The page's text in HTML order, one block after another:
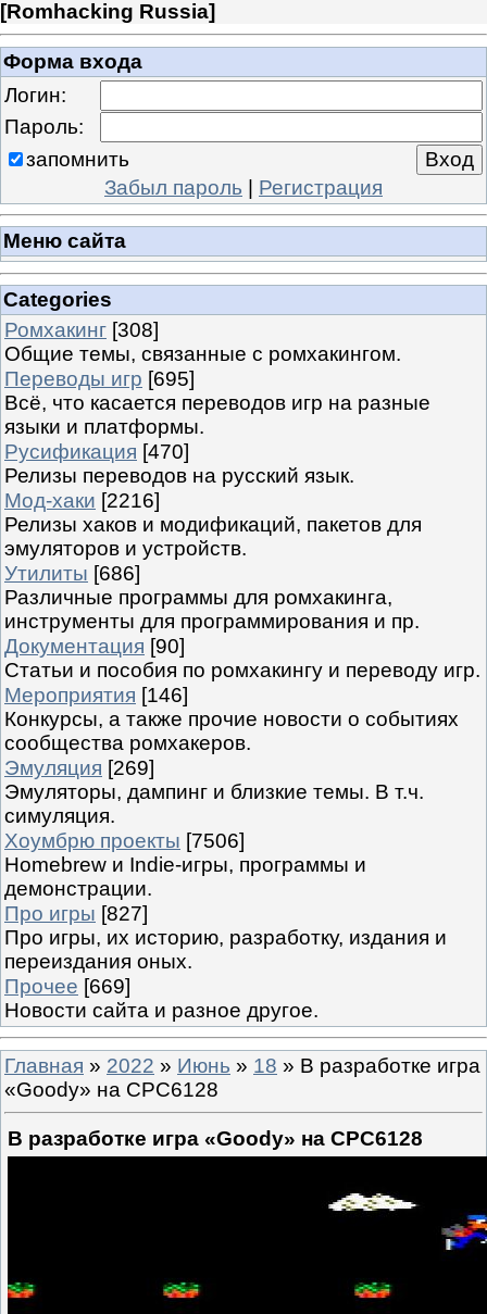
[Romhacking Russia]
Форма входа
Логин:
Пароль:
запомнить
Забыл пароль | Регистрация
Меню сайта
Categories
Ромхакинг [308]
Общие темы, связанные с ромхакингом.
Переводы игр [695]
Всё, что касается переводов игр на разные
языки и платформы.
Русификация [470]
Релизы переводов на русский язык.
Мод-хаки [2216]
Релизы хаков и модификаций, пакетов для
эмуляторов и устройств.
Утилиты [686]
Различные программы для ромхакинга,
инструменты для программирования и пр.
Документация [90]
Статьи и пособия по ромхакингу и переводу игр.
Мероприятия [146]
Конкурсы, а также прочие новости о событиях
сообщества ромхакеров.
Эмуляция [269]
Эмуляторы, дампинг и близкие темы. В т.ч.
симуляция.
Хоумбрю проекты [7506]
Homebrew и Indie-игры, программы и
демонстрации.
Про игры [827]
Про игры, их историю, разработку, издания и
переиздания оных.
Прочее [669]
Новости сайта и разное другое.
Главная » 2022 » Июнь » 18 » В разработке игра
«Goody» на CPC6128
В разработке игра «Goody» на CPC6128